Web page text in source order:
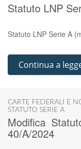
Statuto LNP
Statuto LNP Serie A
Continua a
CARTE FEDERALI E
STATUTO SERIE A
Modifica
40/A/2024